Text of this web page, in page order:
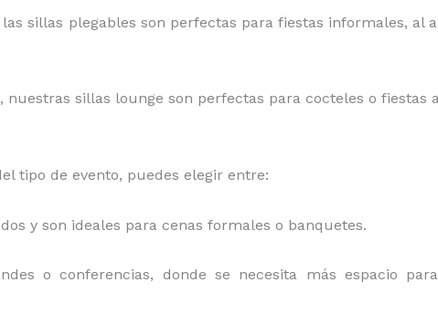
sillas plegables son perfectas para fiestas informales, al
sillas lounge son perfectas para cocteles o fiestas
tipo de evento, puedes elegir entre:
y son ideales para cenas formales o banquetes.
o conferencias, donde se necesita más espacio